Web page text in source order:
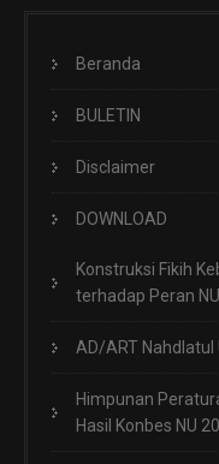
Beranda
BULETIN
Disclaimer
DOWNLOAD
Konstruksi Fikih
terhadap Peran
AD/ART Nahdlatul
Himpunan
Hasil Konbes NU